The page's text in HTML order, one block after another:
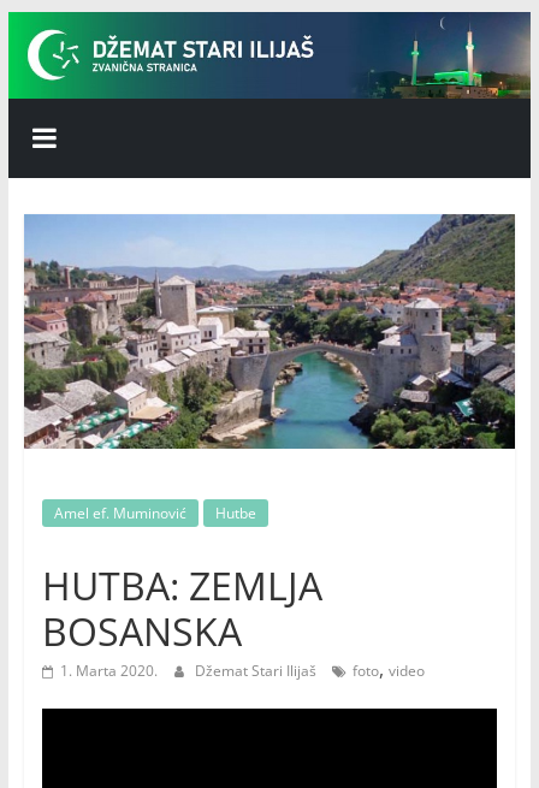
Skip
content
Džemat
Stari
Ilijaš
Amel ef. Muminović Hutbe
HUTBA: ZEMLJA
BOSANSKA
1. Marta 2020. Džemat Stari Ilijaš foto, video